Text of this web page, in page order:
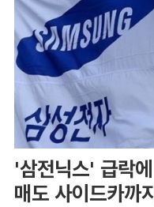
'삼전닉스' 급락
매도 사이드카까지